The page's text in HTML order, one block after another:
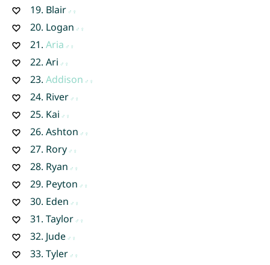
19. Blair
20. Logan
21. Aria
22. Ari
23. Addison
24. River
25. Kai
26. Ashton
27. Rory
28. Ryan
29. Peyton
30. Eden
31. Taylor
32. Jude
33. Tyler